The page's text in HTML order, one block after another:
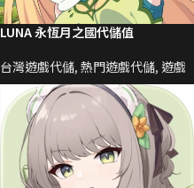
LUNA 永恆月之國代儲值
台灣遊戲代儲, 熱門遊戲代儲, 遊戲